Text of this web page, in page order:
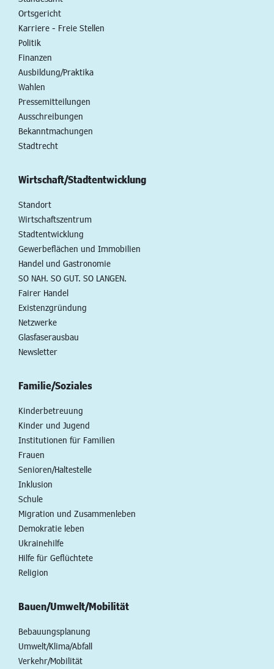
Ortsgericht
Karriere - Freie Stellen
Politik
Finanzen
Ausbildung/Praktika
Wahlen
Pressemitteilungen
Ausschreibungen
Bekanntmachungen
Stadtrecht
Wirtschaft/Stadtentwicklung
Standort
Wirtschaftszentrum
Stadtentwicklung
Gewerbeflächen und Immobilien
Handel und Gastronomie
SO NAH. SO GUT. SO LANGEN.
Fairer Handel
Existenzgründung
Netzwerke
Glasfaserausbau
Newsletter
Familie/Soziales
Kinderbetreuung
Kinder und Jugend
Institutionen für Familien
Frauen
Senioren/Haltestelle
Inklusion
Schule
Migration und Zusammenleben
Demokratie leben
Ukrainehilfe
Hilfe für Geflüchtete
Religion
Bauen/Umwelt/Mobilität
Bebauungsplanung
Umwelt/Klima/Abfall
Verkehr/Mobilität